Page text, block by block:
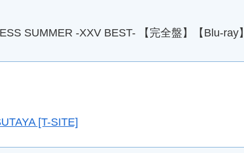
SUMMER -XXV BEST- 【完全盤】【Blu-ray】
[T-SITE]